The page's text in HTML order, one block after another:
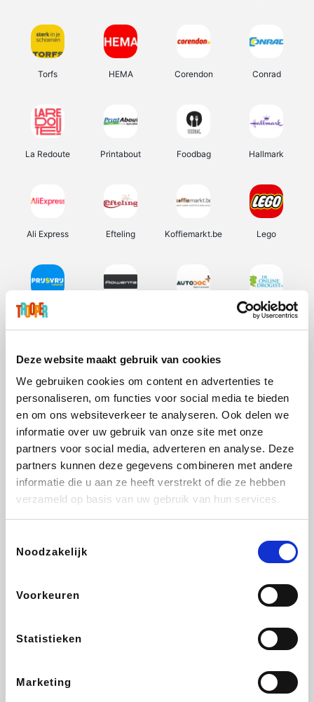
Deze website maakt gebruik van cookies
We gebruiken cookies om content en advertenties te
personaliseren, om functies voor social media te bieden
en om ons websiteverkeer te analyseren. Ook delen we
informatie over uw gebruik van onze site met onze
partners voor social media, adverteren en analyse. Deze
partners kunnen deze gegevens combineren met andere
informatie die u aan ze heeft verstrekt of die ze hebben
verzameld op basis van uw gebruik van hun services.
Noodzakelijk
Voorkeuren
Statistieken
Marketing
Torfs HEMA Corendon Conrad
La Redoute Printabout Foodbag Hallmark
Ali Express Efteling Koffiemarkt.be Lego
Prijsvrij De Online Drogist
Vidaxl Plopsa Lampenlicht.be Adidas
All Accor
DectDirect ZEB
SupraBazar